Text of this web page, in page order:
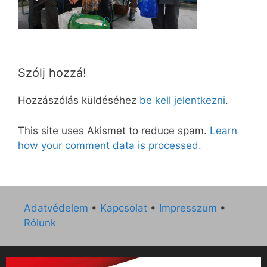
Szólj hozzá!
Hozzászólás küldéséhez be kell jelentkezni.
This site uses Akismet to reduce spam. Learn
how your comment data is processed.
Adatvédelem • Kapcsolat • Impresszum •
Rólunk